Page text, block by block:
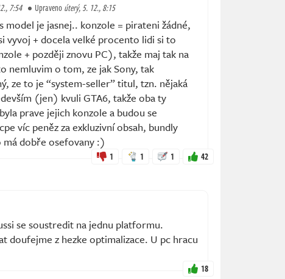
7:54 Upravenoúterý, 5. 12., 8:15
model je jasnej.. konzole = pirateni žádné,
vyvoj + docela velké procento lidi si to
+ později znovu PC), takže maj tak na
nemluvim o tom, ze jak Sony, tak
ze to je “system-seller” titul, tzn. nějaká
(jen) kvuli GTA6, takže oba ty
prave jejich konzole a budou se
víc peněz za exkluzivní obsah, bundly
dobře osefovany :)
1 1 1 42
se soustredit na jednu platformu.
doufejme z hezke optimalizace. U pc hracu
18